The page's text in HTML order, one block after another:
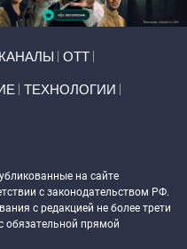
ОТТ
ТЕХНОЛОГИИ
на сайте
с законодательством РФ.
с редакцией не более трети
обязательной прямой